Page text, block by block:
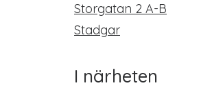
Storgatan 2 A-B
Stadgar
I närheten